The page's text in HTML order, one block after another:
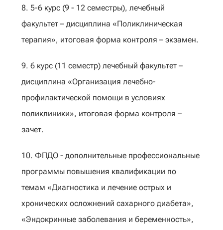
8. 5-6 курс (9 - 12 семестры), лечебный
факультет – дисциплина «Поликлиническая
терапия», итоговая форма контроля – экзамен.
9. 6 курс (11 семестр) лечебный факультет –
дисциплина «Организация лечебно-
профилактической помощи в условиях
поликлиники», итоговая форма контроля –
зачет.
10. ФПДО - дополнительные профессиональные
программы повышения квалификации по
темам «Диагностика и лечение острых и
хронических осложнений сахарного диабета»,
«Эндокринные заболевания и беременность»,